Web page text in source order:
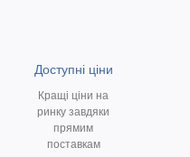
Доступні ціни
Кращі ціни на
ринку завдяки
прямим
поставкам